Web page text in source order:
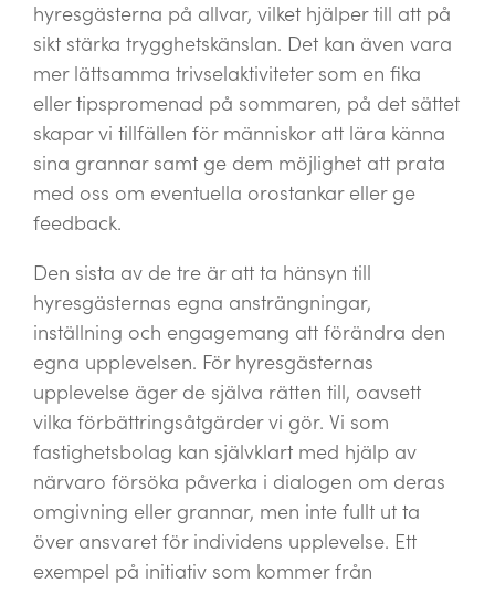
hyresgästerna på allvar, vilket hjälper till att på
sikt stärka trygghetskänslan. Det kan även vara
mer lättsamma trivselaktiviteter som en fika
eller tipspromenad på sommaren, på det sättet
skapar vi tillfällen för människor att lära känna
sina grannar samt ge dem möjlighet att prata
med oss om eventuella orostankar eller ge
feedback.
Den sista av de tre är att ta hänsyn till
hyresgästernas egna ansträngningar,
inställning och engagemang att förändra den
egna upplevelsen. För hyresgästernas
upplevelse äger de själva rätten till, oavsett
vilka förbättringsåtgärder vi gör. Vi som
fastighetsbolag kan självklart med hjälp av
närvaro försöka påverka i dialogen om deras
omgivning eller grannar, men inte fullt ut ta
över ansvaret för individens upplevelse. Ett
exempel på initiativ som kommer från